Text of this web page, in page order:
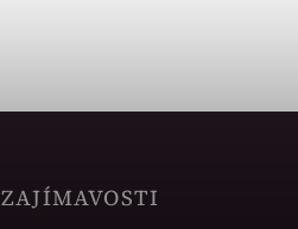
ZAJÍMAVOSTI